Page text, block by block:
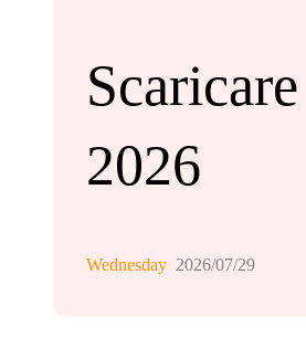
2026
Wednesday 2026/07/29